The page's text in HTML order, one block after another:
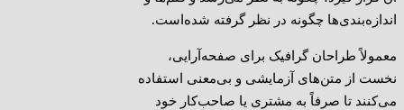
اندازه‌بندی‌ها چگونه در نظر گرفته شده‌است.
معمولاً طراحان گرافیک برای صفحه‌آرایی،
نخست از متن‌های آزمایشی و بی‌معنی استفاده
می‌کنند تا صرفاً به مشتری یا صاحب‌کار خود